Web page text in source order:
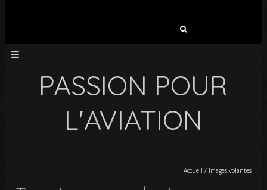
PASSION POUR
L'AVIATION
Accueil / Images volantes